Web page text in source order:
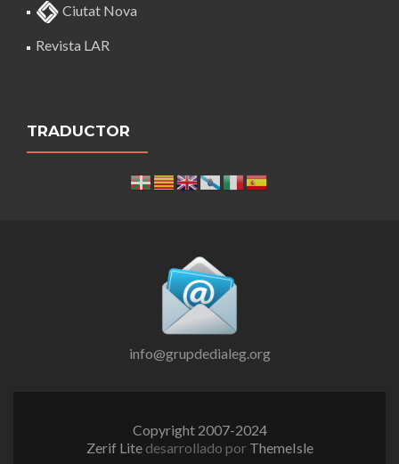
Ciutat Nova
Revista LAR
TRADUCTOR
info@grupdedialeg.org
Copyright 2007-2024
Zerif Lite desarrollado por ThemeIsle